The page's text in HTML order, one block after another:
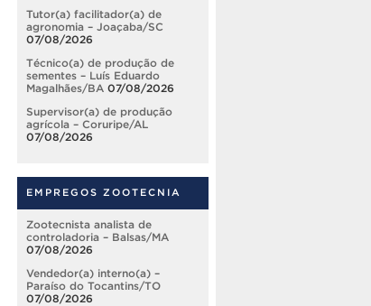
Tutor(a) facilitador(a) de
agronomia – Joaçaba/SC
07/08/2026
Técnico(a) de produção de
sementes – Luís Eduardo
Magalhães/BA 07/08/2026
Supervisor(a) de produção
agrícola – Coruripe/AL
07/08/2026
EMPREGOS ZOOTECNIA
Zootecnista analista de
controladoria – Balsas/MA
07/08/2026
Vendedor(a) interno(a) –
Paraíso do Tocantins/TO
07/08/2026